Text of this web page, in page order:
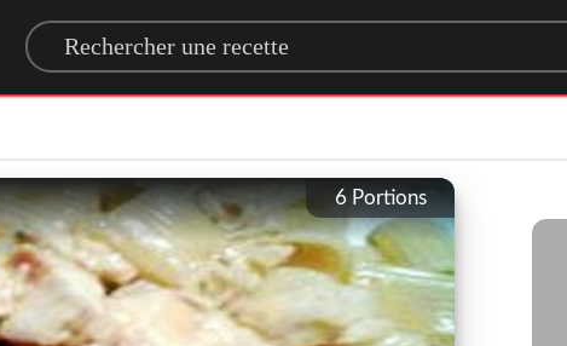
Search for a recipe
6 Portions